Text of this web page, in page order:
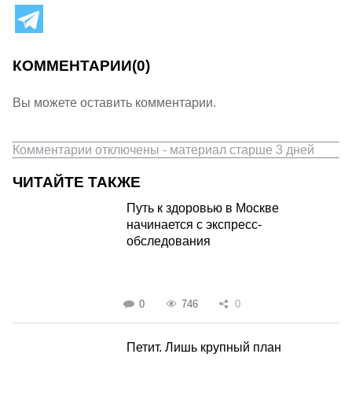
КОММЕНТАРИИ(0)
Вы можете оставить комментарии.
Комментарии отключены - материал старше 3 дней
ЧИТАЙТЕ ТАКЖЕ
Путь к здоровью в Москве
начинается с экспресс-
обследования
0 746 0
Петит. Лишь крупный план